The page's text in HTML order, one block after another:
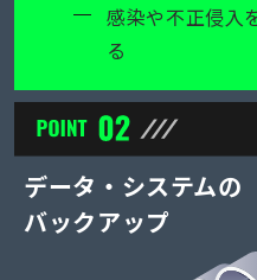
感染や不正侵入
る
データ・システムの
バックアップ